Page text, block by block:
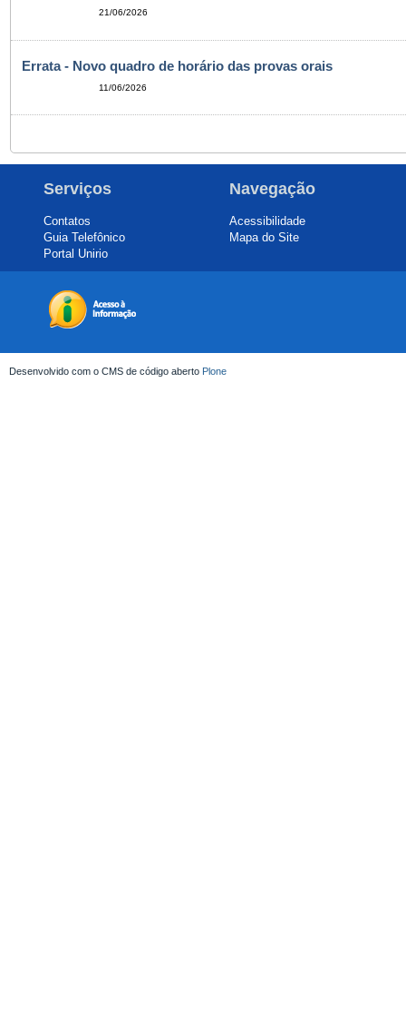
21/06/2026
Errata - Novo quadro de horário das provas orais
11/06/2026
Serviços
Contatos
Guia Telefônico
Portal Unirio
Navegação
Acessibilidade
Mapa do Site
Desenvolvido com o CMS de código aberto Plone